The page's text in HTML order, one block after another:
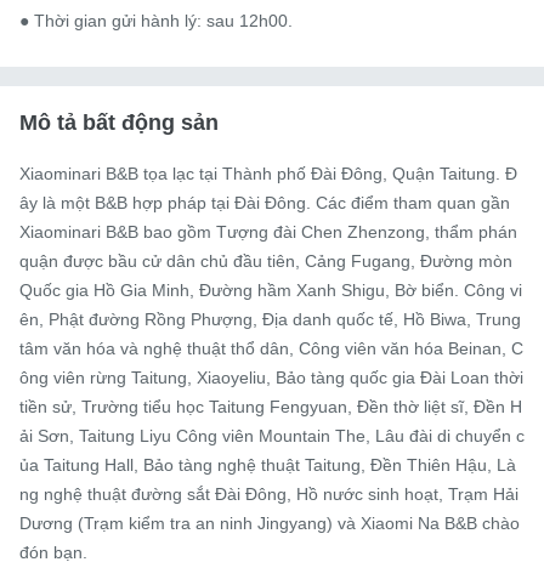
● Thời gian gửi hành lý: sau 12h00.
Mô tả bất động sản
Xiaominari B&B tọa lạc tại Thành phố Đài Đông, Quận Taitung. Đ
ây là một B&B hợp pháp tại Đài Đông. Các điểm tham quan gần
Xiaominari B&B bao gồm Tượng đài Chen Zhenzong, thẩm phán
quận được bầu cử dân chủ đầu tiên, Cảng Fugang, Đường mòn
Quốc gia Hồ Gia Minh, Đường hầm Xanh Shigu, Bờ biển. Công vi
ên, Phật đường Rồng Phượng, Địa danh quốc tế, Hồ Biwa, Trung
tâm văn hóa và nghệ thuật thổ dân, Công viên văn hóa Beinan, C
ông viên rừng Taitung, Xiaoyeliu, Bảo tàng quốc gia Đài Loan thời
tiền sử, Trường tiểu học Taitung Fengyuan, Đền thờ liệt sĩ, Đền H
ải Sơn, Taitung Liyu Công viên Mountain The, Lâu đài di chuyển c
ủa Taitung Hall, Bảo tàng nghệ thuật Taitung, Đền Thiên Hậu, Là
ng nghệ thuật đường sắt Đài Đông, Hồ nước sinh hoạt, Trạm Hải
Dương (Trạm kiểm tra an ninh Jingyang) và Xiaomi Na B&B chào
đón bạn.